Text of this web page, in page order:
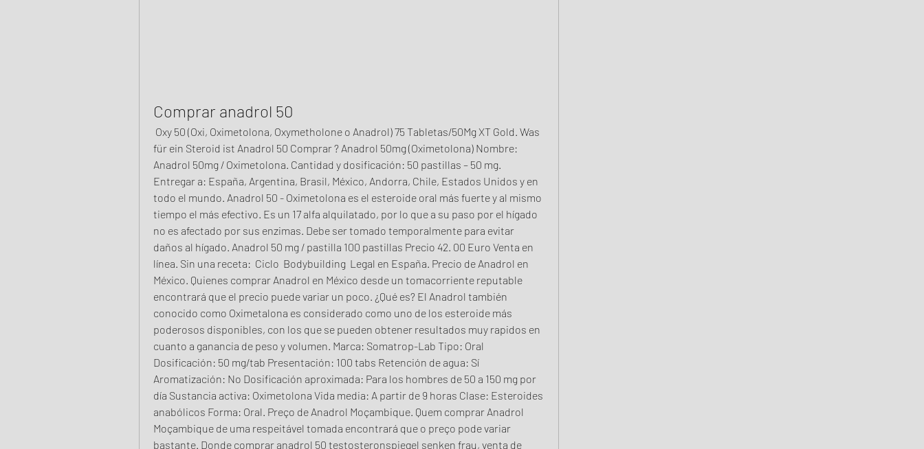
Comprar anadrol 50
für ein Steroid ist Anadrol 50 Comprar ? Anadrol 50mg (Oximetolona) Nombre:
Anadrol 50mg / Oximetolona. Cantidad y dosificación: 50 pastillas – 50 mg.
Entregar a: España, Argentina, Brasil, México, Andorra, Chile, Estados Unidos y en
todo el mundo. Anadrol 50 - Oximetolona es el esteroide oral más fuerte y al mismo
tiempo el más efectivo. Es un 17 alfa alquilatado, por lo que a su paso por el hígado
no es afectado por sus enzimas. Debe ser tomado temporalmente para evitar
daños al hígado. Anadrol 50 mg / pastilla 100 pastillas Precio 42. 00 Euro Venta en
línea. Sin una receta:  Ciclo ️ Bodybuilding ️ Legal en España. Precio de Anadrol en
México. Quienes comprar Anadrol en México desde un tomacorriente reputable
encontrará que el precio puede variar un poco. ¿Qué es? El Anadrol también
conocido como Oximetalona es considerado como uno de los esteroide más
poderosos disponibles, con los que se pueden obtener resultados muy rapidos en
cuanto a ganancia de peso y volumen. Marca: Somatrop-Lab Tipo: Oral
Dosificación: 50 mg/tab Presentación: 100 tabs Retención de agua: Sí
Aromatización: No Dosificación aproximada: Para los hombres de 50 a 150 mg por
día Sustancia activa: Oximetolona Vida media: A partir de 9 horas Clase: Esteroides
anabólicos Forma: Oral. Preço de Anadrol Moçambique. Quem comprar Anadrol
Moçambique de uma respeitável tomada encontrará que o preço pode variar
bastante. Donde comprar anadrol 50 testosteronspiegel senken frau, venta de